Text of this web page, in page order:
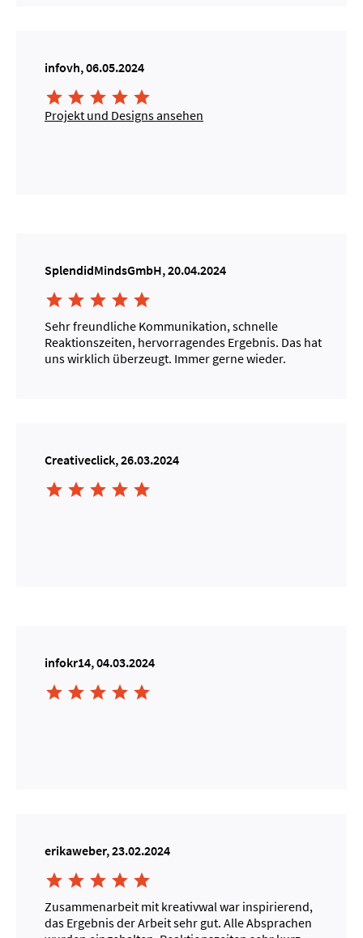
infovh, 06.05.2024
    
Projekt und Designs ansehen
SplendidMindsGmbH, 20.04.2024
    
Sehr freundliche Kommunikation, schnelle
Reaktionszeiten, hervorragendes Ergebnis. Das hat
uns wirklich überzeugt. Immer gerne wieder.
Creativeclick, 26.03.2024
    
infokr14, 04.03.2024
    
erikaweber, 23.02.2024
    
Zusammenarbeit mit kreativwal war inspirierend,
das Ergebnis der Arbeit sehr gut. Alle Absprachen